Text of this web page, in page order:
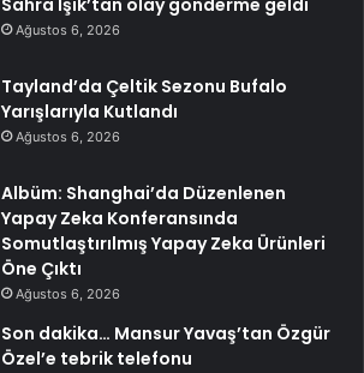
Sahra Işık’tan olay gönderme geldi
Ağustos 6, 2026
Tayland’da Çeltik Sezonu Bufalo
Yarışlarıyla Kutlandı
Ağustos 6, 2026
Albüm: Shanghai’da Düzenlenen
Yapay Zeka Konferansında
Somutlaştırılmış Yapay Zeka Ürünleri
Öne Çıktı
Ağustos 6, 2026
Son dakika… Mansur Yavaş’tan Özgür
Özel’e tebrik telefonu